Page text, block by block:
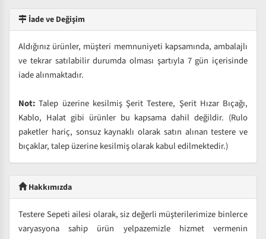
İade ve Değişim
Aldığınız ürünler, müşteri memnuniyeti kapsamında, ambalajlı
ve tekrar satılabilir durumda olması şartıyla 7 gün içerisinde
iade alınmaktadır.
Not: Talep üzerine kesilmiş Şerit Testere, Şerit Hızar Bıçağı,
Kablo, Halat gibi ürünler bu kapsama dahil değildir. (Rulo
paketler hariç, sonsuz kaynaklı olarak satın alınan testere ve
bıçaklar, talep üzerine kesilmiş olarak kabul edilmektedir.)
Hakkımızda
Testere Sepeti ailesi olarak, siz değerli müşterilerimize binlerce
varyasyona sahip ürün yelpazemizle hizmet vermenin